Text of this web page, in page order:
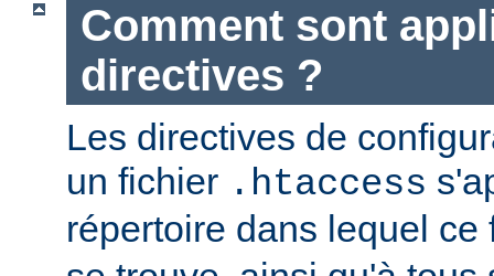
Comment sont
directives ?
Les directives de
un fichier .htaccess
répertoire dans lequel